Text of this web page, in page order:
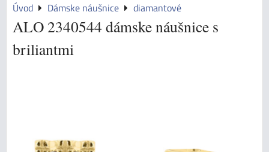
Úvod Dámske náušnice diamantové
ALO 2340544 dámske náušnice s
briliantmi